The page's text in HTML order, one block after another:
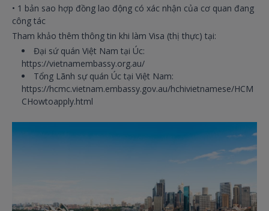
• 1 bản sao hợp đồng lao động có xác nhận của cơ quan đang
công tác
Tham khảo thêm thông tin khi làm Visa (thị thực) tại:
Đại sứ quán Việt Nam tại Úc:
https://vietnamembassy.org.au/
Tổng Lãnh sự quán Úc tại Việt Nam:
https://hcmc.vietnam.embassy.gov.au/hchivietnamese/HCM
CHowtoapply.html